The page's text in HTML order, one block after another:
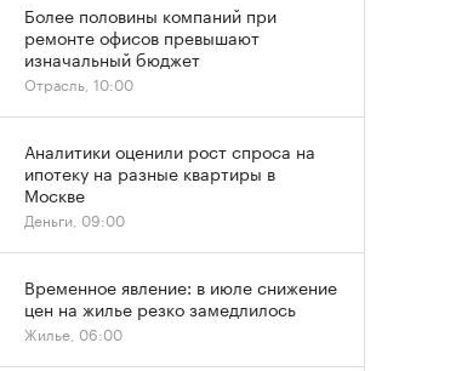
Более половины компаний при
ремонте офисов превышают
изначальный бюджет
Отрасль, 10:00
Аналитики оценили рост спроса на
ипотеку на разные квартиры в
Москве
Деньги, 09:00
Временное явление: в июле снижение
цен на жилье резко замедлилось
Жилье, 06:00